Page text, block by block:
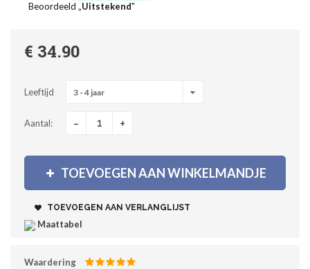
Beoordeeld „Uitstekend"
€ 34.90
Leeftijd 3 - 4 jaar
Aantal: - +
TOEVOEGEN AAN WINKELMANDJE
TOEVOEGEN AAN VERLANGLIJST
Maattabel
Waardering